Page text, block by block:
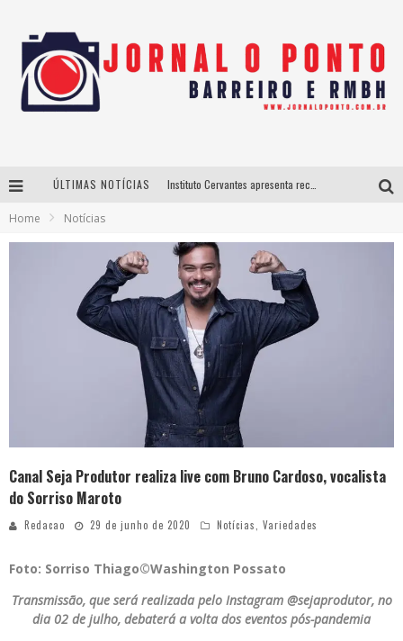
ÚLTIMAS NOTÍCIAS
Projeta Cultura abre inscrições gratuitas em São João del-Rei para oficinas de elaboração de projetos culturais e inteligência artificial
Home Notícias
Canal Seja Produtor realiza live com Bruno Cardoso, vocalista
do Sorriso Maroto
Redacao 29 de junho de 2020 Notícias, Variedades
Foto: Sorriso Thiago©Washington Possato
Transmissão, que será realizada pelo Instagram @sejaprodutor, no
dia 02 de julho, debaterá a volta dos eventos pós-pandemia